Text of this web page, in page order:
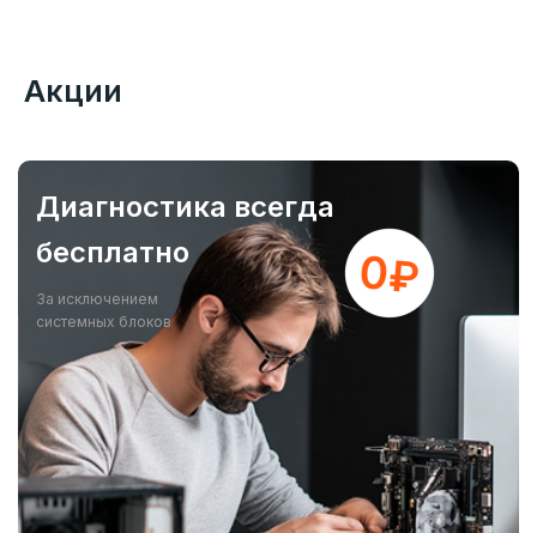
Акции
Диагностика всегда
бесплатно
За исключением
системных блоков